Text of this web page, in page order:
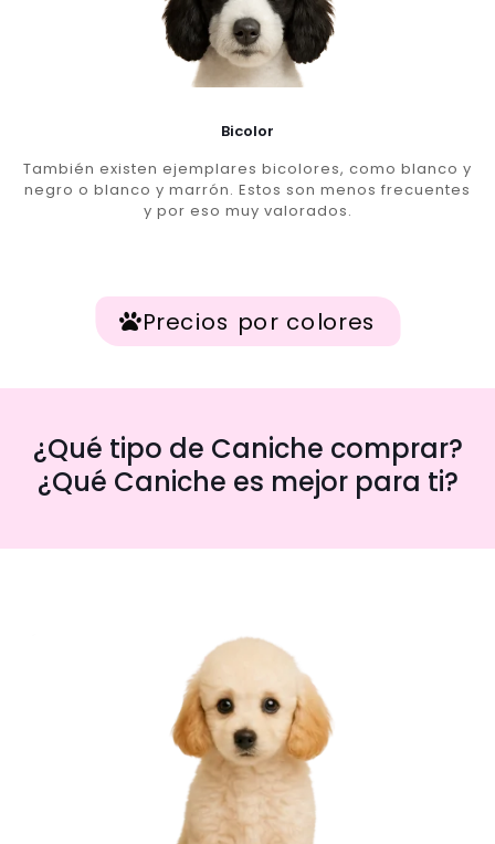
Bicolor
También existen ejemplares bicolores, como blanco y
negro o blanco y marrón. Estos son menos frecuentes
y por eso muy valorados.
Precios por colores
¿Qué tipo de Caniche comprar?
¿Qué Caniche es mejor para ti?